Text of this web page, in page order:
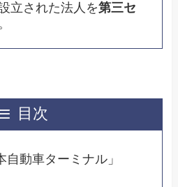
立された法人を第三セ
目次
動車ターミナル」